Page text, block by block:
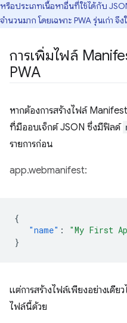
หรือประเภทเนื้อหาอื่นที่ใช้ได้กับ
จำนวนมาก โดยเฉพาะ PWA รุ่นเก่า จึง
การเพิ่มไฟล์
PWA
หากต้องการสร้างไฟล์
ที่มีออบเจ็กต์ JSON ซึ่งมีฟิลด์
รายการก่อน
app.webmanifest:
{
"name" :
"My First
}
แต่การสร้างไฟล์เพียงอย่างเดีย
ไฟล์นี้ด้วย